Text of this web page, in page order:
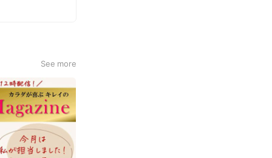
See more